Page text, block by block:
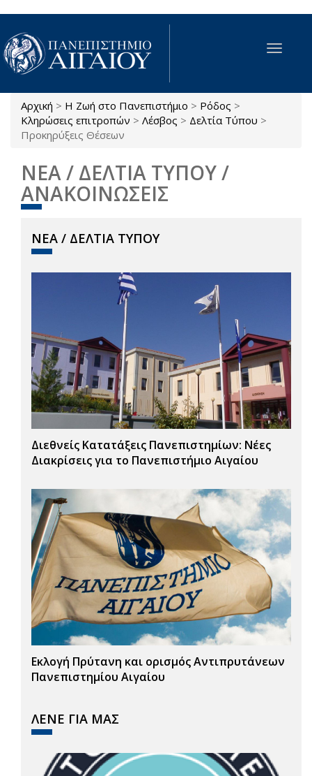
Παράκαμψη προς το κυρίως περιεχόμενο
Toggle
Είστε εδώ
Αρχική > Η Ζωή στο Πανεπιστήμιο > Ρόδος >
Κληρώσεις επιτροπών > Λέσβος > Δελτία Τύπου >
Προκηρύξεις Θέσεων
ΝΕΑ / ΔΕΛΤΙΑ ΤΥΠΟΥ /
ΑΝΑΚΟΙΝΩΣΕΙΣ
ΝΕΑ / ΔΕΛΤΙΑ ΤΥΠΟΥ
Διεθνείς Κατατάξεις Πανεπιστημίων: Νέες
Διακρίσεις για το Πανεπιστήμιο Αιγαίου
Εκλογή Πρύτανη και ορισμός Αντιπρυτάνεων
Πανεπιστημίου Αιγαίου
ΛΕΝΕ ΓΙΑ ΜΑΣ